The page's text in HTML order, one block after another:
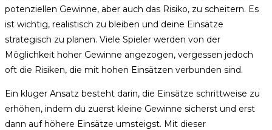
potenziellen Gewinne, aber auch das Risiko, zu scheitern. Es
ist wichtig, realistisch zu bleiben und deine Einsätze
strategisch zu planen. Viele Spieler werden von der
Möglichkeit hoher Gewinne angezogen, vergessen jedoch
oft die Risiken, die mit hohen Einsätzen verbunden sind.
Ein kluger Ansatz besteht darin, die Einsätze schrittweise zu
erhöhen, indem du zuerst kleine Gewinne sicherst und erst
dann auf höhere Einsätze umsteigst. Mit dieser